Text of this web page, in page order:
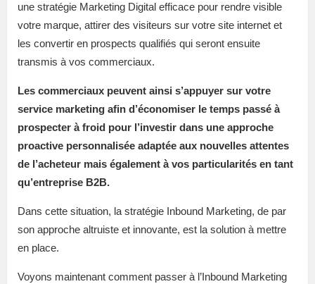
une stratégie Marketing Digital efficace pour rendre visible
votre marque, attirer des visiteurs sur votre site internet et
les convertir en prospects qualifiés qui seront ensuite
transmis à vos commerciaux.
Les commerciaux peuvent ainsi s’appuyer sur votre
service marketing afin d’économiser le temps passé à
prospecter à froid pour l’investir dans une approche
proactive personnalisée adaptée aux nouvelles attentes
de l’acheteur mais également à vos particularités en tant
qu’entreprise B2B.
Dans cette situation, la stratégie Inbound Marketing, de par
son approche altruiste et innovante, est la solution à mettre
en place.
Voyons maintenant comment passer à l’Inbound Marketing